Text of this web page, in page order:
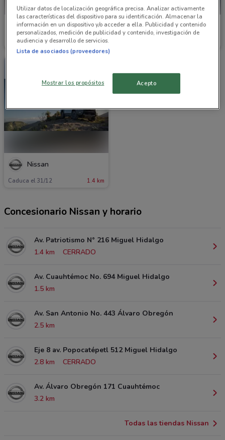
Nissan
Caduca el 03/09 1.4 km
Nissan
Nissan
Caduca el 31/12 1.4 km
Concesionario Nissan y horario
Av. Patriotismo N° 216 Miguel Hidalgo
1.4 km
CERRADO
Av. Cuauhtémoc No. 694 Miguel Hidalgo
1.5 km
Av. San Antonio No. 443 Álvaro Obregón
2.5 km
Eje 8 av. Popocatépetl 512 Miguel Hidalgo
2.8 km
CERRADO
Av. Álvaro Obregón 171 Cuauhtémoc
3.2 km
Todas las tiendas Nissan
Utilizar datos de localización geográfica precisa. Analizar activamente
las características del dispositivo para su identificación. Almacenar la
información en un dispositivo y/o acceder a ella. Publicidad y contenido
personalizados, medición de publicidad y contenido, investigación de
audiencia y desarrollo de servicios.
Lista de asociados (proveedores)
Mostrar los propósitos Acepto